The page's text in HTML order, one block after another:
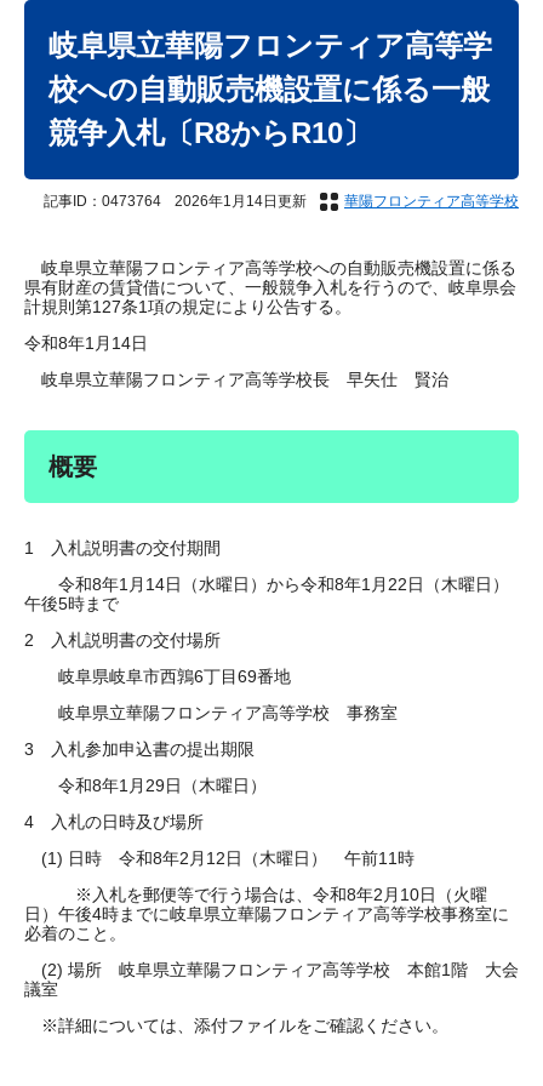
岐阜県立華陽フロンティア高等学
校への自動販売機設置に係る一般
競争入札〔R8からR10〕
記事ID：0473764 2026年1月14日更新 華陽フロンティア高等学校
岐阜県立華陽フロンティア高等学校への自動販売機設置に係る
県有財産の賃貸借について、一般競争入札を行うので、岐阜県会
計規則第127条1項の規定により公告する。
令和8年1月14日
岐阜県立華陽フロンティア高等学校長 早矢仕 賢治
概要
1 入札説明書の交付期間
令和8年1月14日（水曜日）から令和8年1月22日（木曜日）
午後5時まで
2 入札説明書の交付場所
岐阜県岐阜市西鶉6丁目69番地
岐阜県立華陽フロンティア高等学校 事務室
3 入札参加申込書の提出期限
令和8年1月29日（木曜日）
4 入札の日時及び場所
(1) 日時 令和8年2月12日（木曜日） 午前11時
※入札を郵便等で行う場合は、令和8年2月10日（火曜
日）午後4時までに岐阜県立華陽フロンティア高等学校事務室に
必着のこと。
(2) 場所 岐阜県立華陽フロンティア高等学校 本館1階 大会
議室
※詳細については、添付ファイルをご確認ください。